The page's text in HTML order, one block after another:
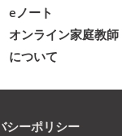
eノート
オンライン家庭教師
について
シーポリシー